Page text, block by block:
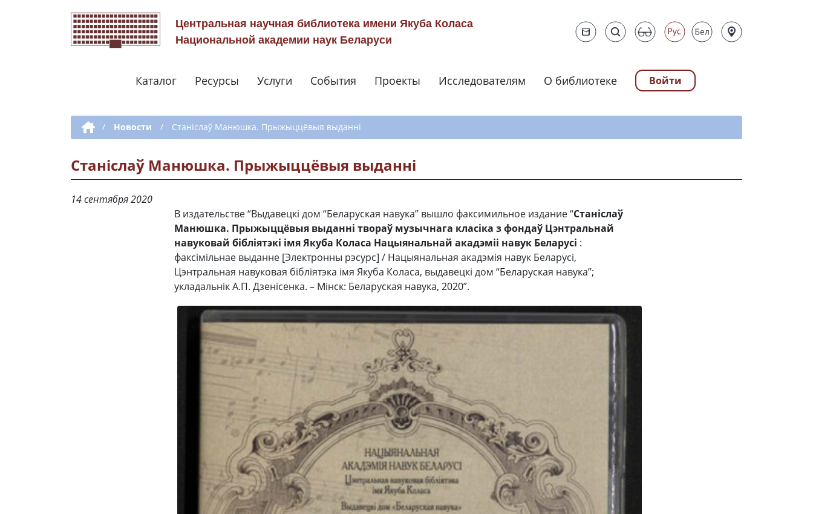
Центральная научная библиотека имени Якуба Коласа
Национальной академии наук Беларуси
Навигация по сайту
Каталог Ресурсы Услуги События Проекты Исследователям О библиотеке Войти
Дополнительная навигация
/ Новости / Станіслаў Манюшка. Прыжыццёвыя выданні
Станіслаў Манюшка. Прыжыццёвыя выданні
14 сентября 2020
В издательстве “Выдавецкі дом “Беларуская навука” вышло факсимильное издание “Станіслаў
Манюшка. Прыжыццёвыя выданні твораў музычнага класіка з фондаў Цэнтральнай
навуковай бібліятэкі імя Якуба Коласа Нацыянальнай акадэміі навук Беларусі :
факсімільнае выданне [Электронны рэсурс] / Нацыянальная акадэмія навук Беларусі,
Цэнтральная навуковая бібліятэка імя Якуба Коласа, выдавецкі дом “Беларуская навука”;
укладальнік А.П. Дзенісенка. – Мінск: Беларуская навука, 2020”.